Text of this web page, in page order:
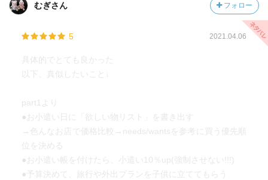
むぎさん フォロー
5 2021.04.06
具体的でとても良かった
以下、真似したいこと↓
part1より
●お小遣い日に「欲しい物リスト」を書き出す
→色んなお店で価格比較→needs/wantsを参考に買う優先順
位を決める
●お小遣い帳を付けたら、小遣い10％up(強制させない!!!)
●予算決めて、旅行や外出プランを子供に立ててもらう